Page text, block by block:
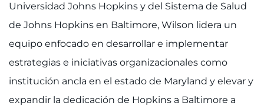
Universidad Johns Hopkins y del Sistema de Salud
de Johns Hopkins en Baltimore, Wilson lidera un
equipo enfocado en desarrollar e implementar
estrategias e iniciativas organizacionales como
institución ancla en el estado de Maryland y elevar y
expandir la dedicación de Hopkins a Baltimore a